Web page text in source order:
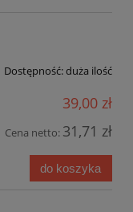
Dostępność:duża ilość
39,00 zł
Cena netto: 31,71 zł
do koszyka